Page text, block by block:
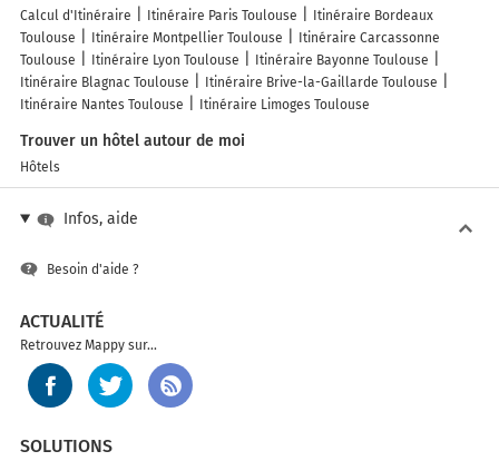
Calcul d'Itinéraire Itinéraire Paris Toulouse
Itinéraire Bordeaux
Toulouse
Itinéraire Montpellier Toulouse
Itinéraire Carcassonne
Toulouse
Itinéraire Lyon Toulouse
Itinéraire Bayonne Toulouse
Itinéraire Blagnac Toulouse
Itinéraire Brive-la-Gaillarde Toulouse
Itinéraire Nantes Toulouse
Itinéraire Limoges Toulouse
Trouver un hôtel autour de moi
Hôtels
Infos, aide
Besoin d'aide ?
ACTUALITÉ
Retrouvez Mappy sur...
SOLUTIONS